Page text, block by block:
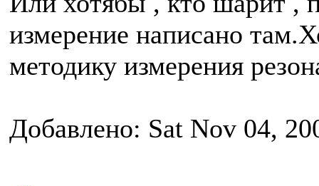
измерение написано
методику измерения
Добавлено: Sat Nov 04,